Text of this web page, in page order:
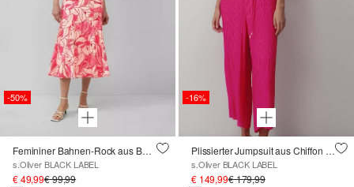
-50%
Femininer Bahnen-Rock aus Baumwolle mit All-over-Print
s.Oliver BLACK LABEL
€ 49,99€ 99,99
-16%
Plissierter Jumpsuit aus Chiffon mit Bindegürtel
s.Oliver BLACK LABEL
€ 149,99€ 179,99